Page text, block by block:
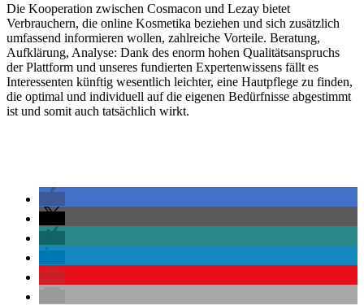
Die Kooperation zwischen Cosmacon und Lezay bietet
Verbrauchern, die online Kosmetika beziehen und sich zusätzlich
umfassend informieren wollen, zahlreiche Vorteile. Beratung,
Aufklärung, Analyse: Dank des enorm hohen Qualitätsanspruchs
der Plattform und unseres fundierten Expertenwissens fällt es
Interessenten künftig wesentlich leichter, eine Hautpflege zu finden,
die optimal und individuell auf die eigenen Bedürfnisse abgestimmt
ist und somit auch tatsächlich wirkt.